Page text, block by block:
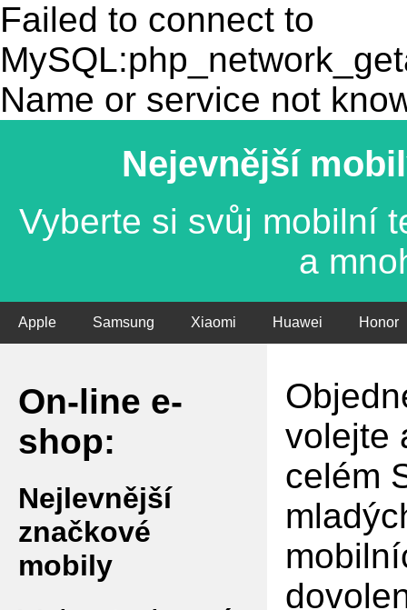
Failed to connect to
Name or service not
Nejevnější
Vyberte si svůj mobilní
a
Apple Samsung Xiaomi Huawei Honor
On-line e-
shop:
Nejlevnější
značkové
mobily
volejte
celém